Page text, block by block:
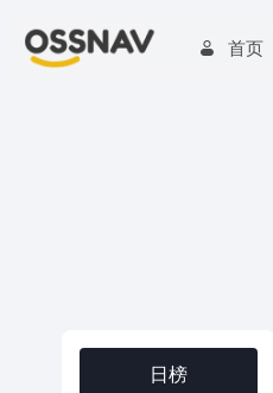
首页
日榜